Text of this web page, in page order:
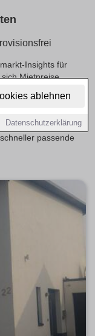
ablehnen
Datenschutzerklärung
Insights für
Mietpreise
beeinflusst die
realistisch?
Schwerpunkt
passende